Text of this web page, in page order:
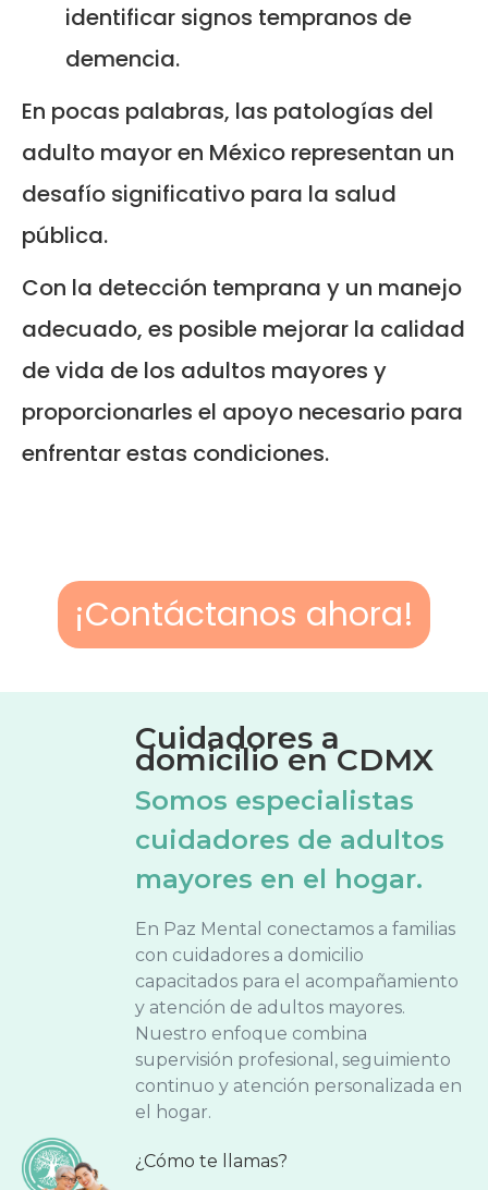
identificar signos tempranos de
demencia.
En pocas palabras, las patologías del
adulto mayor en México representan un
desafío significativo para la salud
pública.
Con la detección temprana y un manejo
adecuado, es posible mejorar la calidad
de vida de los adultos mayores y
proporcionarles el apoyo necesario para
enfrentar estas condiciones.
¡Contáctanos ahora!
Cuidadores a
domicilio en CDMX
Somos especialistas
cuidadores de adultos
mayores en el hogar.
En Paz Mental conectamos a familias
con cuidadores a domicilio
capacitados para el acompañamiento
y atención de adultos mayores.
Nuestro enfoque combina
supervisión profesional, seguimiento
continuo y atención personalizada en
el hogar.
¿Cómo te llamas?